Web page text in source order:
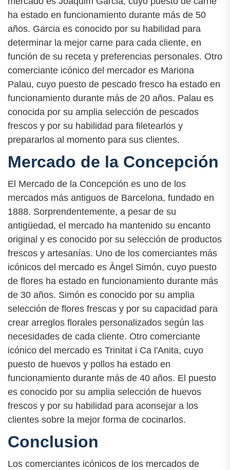
ha estado en funcionamiento durante más de 50
años. Garcia es conocido por su habilidad para
determinar la mejor carne para cada cliente, en
función de su receta y preferencias personales. Otro
comerciante icónico del mercador es Mariona
Palau, cuyo puesto de pescado fresco ha estado en
funcionamiento durante más de 20 años. Palau es
conocida por su amplia selección de pescados
frescos y por su habilidad para filetearlos y
prepararlos al momento para sus clientes.
Mercado de la Concepción
El Mercado de la Concepción es uno de los
mercados más antiguos de Barcelona, fundado en
1888. Sorprendentemente, a pesar de su
antigüedad, el mercado ha mantenido su encanto
original y es conocido por su selección de productos
frescos y artesanías. Uno de los comerciantes más
icónicos del mercado es Àngel Simón, cuyo puesto
de flores ha estado en funcionamiento durante más
de 30 años. Simón es conocido por su amplia
selección de flores frescas y por su capacidad para
crear arreglos florales personalizados según las
necesidades de cada cliente. Otro comerciante
icónico del mercado es Trinitat i Ca l'Anita, cuyo
puesto de huevos y pollos ha estado en
funcionamiento durante más de 40 años. El puesto
es conocido por su amplia selección de huevos
frescos y por su habilidad para aconsejar a los
clientes sobre la mejor forma de cocinarlos.
Conclusion
Los comerciantes icónicos de los mercados de